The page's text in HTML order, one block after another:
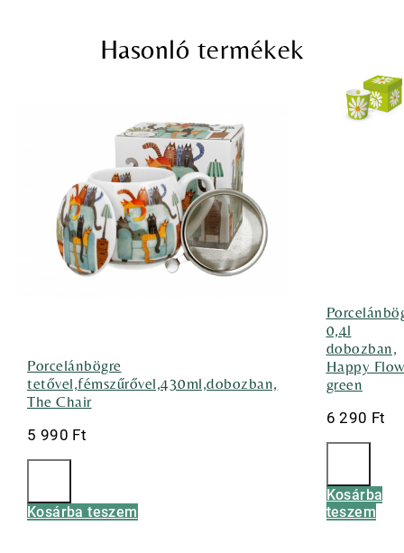
Hasonló termékek
Porcelánbögre
tetővel,fémszűrővel,430ml,dobozban,
The Chair
5 990 Ft
Kosárba teszem
0,4l
dobozban,
Happy
green
6 290 Ft
Kosárba
teszem